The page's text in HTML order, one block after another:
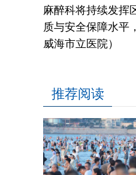
麻醉科将持续发挥
质与安全保障水平
威海市立医院）
推荐阅读